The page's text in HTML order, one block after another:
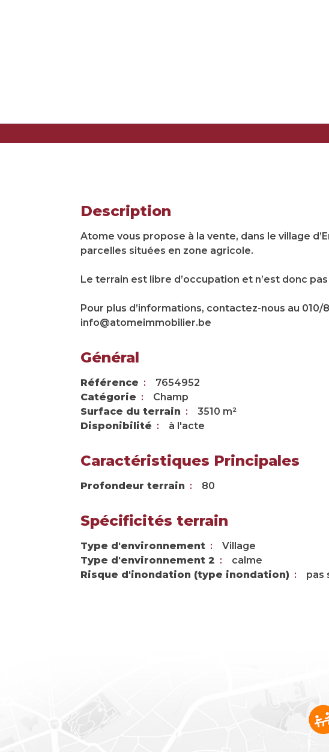
Description
Atome vous propose à la vente, dans le village
parcelles situées en zone agricole.
Le terrain est libre d’occupation et n’est donc
Pour plus d’informations, contactez-nous au 010/
info@atomeimmobilier.be
Général
Référence
7654952
Catégorie
Champ
Surface du terrain
3510 m²
Disponibilité
à l'acte
Caractéristiques Principales
Profondeur terrain 80
Spécificités terrain
Type d'environnement
Village
Type d'environnement 2
calme
Risque d'inondation (type inondation)
pas